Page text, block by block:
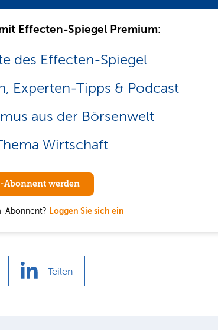
Effecten-Spiegel Premium:
des Effecten-Spiegel
Experten-Tipps & Podcast
aus der Börsenwelt
Wirtschaft
Abonnent werden
Abonnent? Loggen Sie sich ein
Teilen